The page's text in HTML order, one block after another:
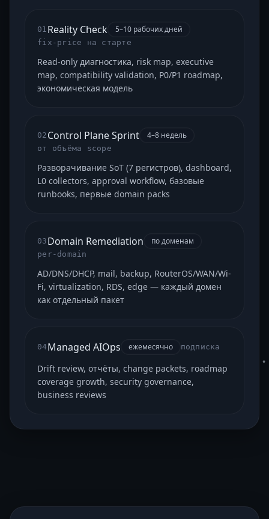
01 Reality Check 5–10 рабочих дней
fix-price на старте
Read-only диагностика, risk map, executive
map, compatibility validation, P0/P1 roadmap,
экономическая модель
02 Control Plane Sprint 4–8 недель
от объёма scope
Разворачивание SoT (7 регистров), dashboard,
L0 collectors, approval workflow, базовые
runbooks, первые domain packs
03 Domain Remediation по доменам
per-domain
AD/DNS/DHCP, mail, backup, RouterOS/WAN/Wi-
Fi, virtualization, RDS, edge — каждый домен
как отдельный пакет
04 Managed AIOps ежемесячно подписка
Drift review, отчёты, change packets, roadmap
coverage growth, security governance,
business reviews